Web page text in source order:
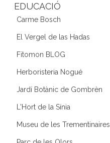
EDUCACIÓ
Carme Bosch
El Vergel de las Hadas
Fitomon BLOG
Herboristeria Nogué
Jardí Botànic de Gombrèn
L'Hort de la Sínia
Museu de les Trementinaires